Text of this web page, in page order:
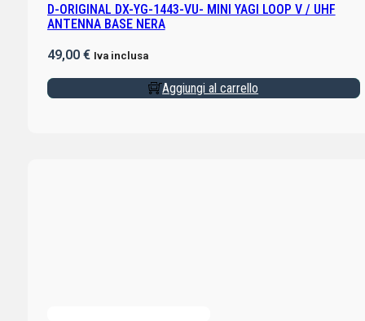
D-ORIGINAL DX-YG-1443-VU- MINI YAGI LOOP V / UHF
ANTENNA BASE NERA
49,00 € Iva inclusa
Aggiungi al carrello